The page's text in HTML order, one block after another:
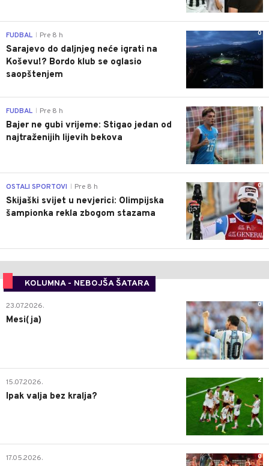
0
FUDBAL Pre 8 h
Sarajevo do daljnjeg neće igrati na
Koševu!? Bordo klub se oglasio
saopštenjem
0
FUDBAL Pre 8 h
Bajer ne gubi vrijeme: Stigao jedan od
najtraženijih lijevih bekova
0
OSTALI SPORTOVI Pre 8 h
Skijaški svijet u nevjerici: Olimpijska
šampionka rekla zbogom stazama
KOLUMNA - NEBOJŠA ŠATARA
0
23.07.2026.
Mesi(ja)
2
15.07.2026.
Ipak valja bez kralja?
0
17.05.2026.